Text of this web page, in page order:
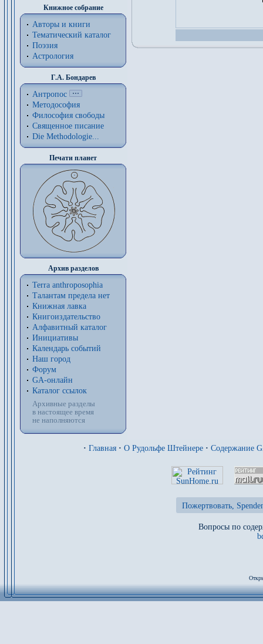
Книжное собрание
Авторы и книги
Тематический каталог
Поэзия
Астрология
Г.А. Бондарев
Антропос
Методософия
Философия cвободы
Священное писание
Die Methodologie...
Печати планет
Архив разделов
Terra anthroposophia
Талантам предела нет
Книжная лавка
Книгоиздательство
Алфавитный каталог
Инициативы
Календарь событий
Наш город
Форум
GA-онлайн
Каталог ссылок
Архивные разделы
в настоящее время
не наполняются
· Главная · О Рудольфе Штейнере · Содержание
Пожертвовать,
Вопросы по